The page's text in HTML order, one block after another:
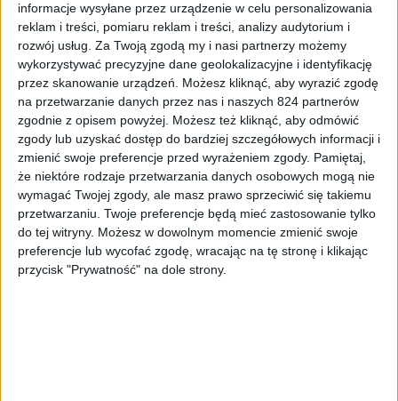
informacje wysyłane przez urządzenie w celu personalizowania
reklam i treści, pomiaru reklam i treści, analizy audytorium i
rozwój usług. Za Twoją zgodą my i nasi partnerzy możemy
wykorzystywać precyzyjne dane geolokalizacyjne i identyfikację
przez skanowanie urządzeń. Możesz kliknąć, aby wyrazić zgodę
na przetwarzanie danych przez nas i naszych 824 partnerów
zgodnie z opisem powyżej. Możesz też kliknąć, aby odmówić
zgody lub uzyskać dostęp do bardziej szczegółowych informacji i
zmienić swoje preferencje przed wyrażeniem zgody. Pamiętaj,
że niektóre rodzaje przetwarzania danych osobowych mogą nie
wymagać Twojej zgody, ale masz prawo sprzeciwić się takiemu
przetwarzaniu. Twoje preferencje będą mieć zastosowanie tylko
do tej witryny. Możesz w dowolnym momencie zmienić swoje
preferencje lub wycofać zgodę, wracając na tę stronę i klikając
przycisk "Prywatność" na dole strony.
Felietony Gry
Zostawcie Demony (przeszłości) w
spokoju! O remasterach i remake’ach gier
słów kilka